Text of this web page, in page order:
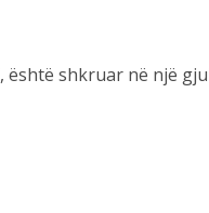
është shkruar në një